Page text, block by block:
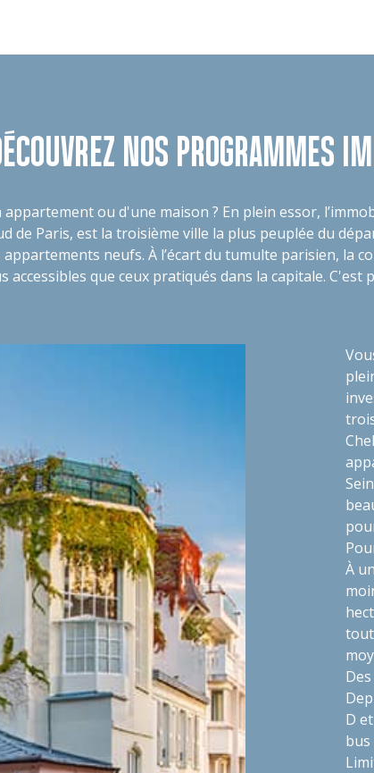
NOS PROGRAMMES
ou d'une maison ? En plein essor,
de Paris, est la troisième ville la plus peuplée du
neufs. À l’écart du tumulte parisien, la
accessibles que ceux pratiqués dans la capitale.
À
D